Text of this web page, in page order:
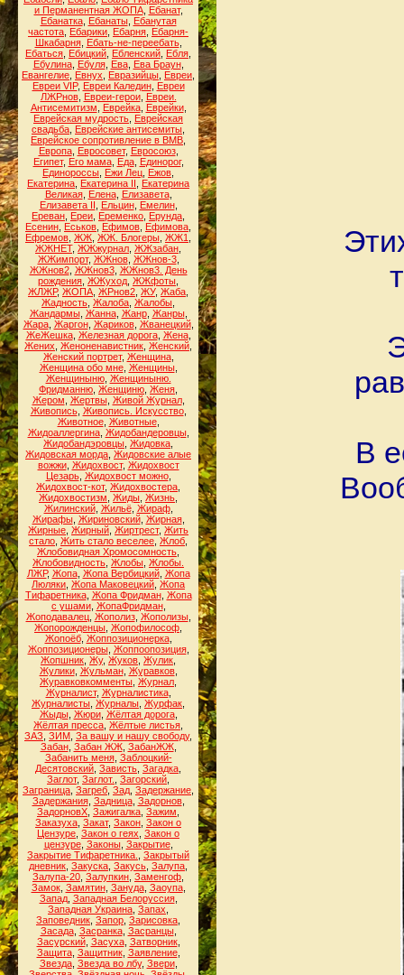
и Перманентная ЖОПА, Ебанат,
Ебанатка, Ебанаты, Ебанутая
частота Ебарики Ебарня Ебарня-
Шкабарня, Ебать-не-переебать,
Ебаться Ебицкий Ебленский Ебля
Ебулина, Ебуля, Ева, Ева Браун,
Евангелие Евнух Евразийцы Евреи
Евреи VIP, Евреи Каледин, Евреи
ЛЖРнов, Евреи-герои, Евреи.
Антисемитизм
Еврейка, Еврейки,
Еврейская мудрость Еврейская
свадьба Еврейские антисемиты
Еврейское сопротивление в ВМВ
Европа, Евросовет, Евросоюз,
Египет, Его мама, Еда, Единорог,
Единороссы Ежи Лец Ежов
Екатерина Екатерина II
Екатерина
Великая, Елена, Елизавета,
Елизавета II
Ельцин, Емелин,
Ереван Ереи Еременко Ерунда
Есенин Еськов Ефимов Ефимова
Ефремов ЖЖ ЖЖ. Блогеры ЖЖ1
ЖЖНЕТ, ЖЖжурнал ЖЖзабан
ЖЖимпорт, ЖЖнов, ЖЖнов-3,
ЖЖнов2, ЖЖнов3, ЖЖнов3. День
рождения ЖЖуход ЖЖфоты
ЖЛЖР, ЖОПА ЖРнов2 ЖУ, Жаба
Жадность Жалоба Жалобы
Жандармы, Жанна, Жанр, Жанры,
Жара, Жаргон, Жариков, Жванецкий,
ЖеЖешка, Железная дорога, Жена,
Жених Женоненавистник Женский
Женский портрет, Женщина,
Женщина обо мне, Женщины,
Женщиныню, Женщиныню.
Фридманню Женщиню Женя
Жером Жертвы, Живой Журнал,
Живопись, Живопись. Искусство,
Животное, Животные,
Жидоаллергина, Жидобандеровцы,
Жидобандэровцы Жидовка
Жидовская морда Жидовские алые
вожжи, Жидохвост, Жидохвост
Цезарь, Жидохвост можно,
Жидохвост-кот, Жидохвостера
Жидохвостизм Жиды Жизнь
Жилинский, Жильё, Жираф,
Жирафы, Жириновский, Жирная,
Жирные Жирный Жиртрест, Жить
стало Жить стало веселее Жлоб
Жлобовидная Хромосомность
Жлобовидность Жлобы Жлобы.
ЛЖР, Жопа, Жопа Вербицкий, Жопа
Люляки Жопа Маковецкий Жопа
Тифаретника, Жопа Фридман, Жопа
с ушами, ЖопаФридман,
Жоподавалец, Жополиз, Жополизы,
Жопорожденцы Жопофилософ
Жопоёб, Жоппозиционерка,
Жоппозиционеры, Жоппоопозиция,
Жопшник Жу, Жуков Жулик
Жулики, Жульман, Журавков,
Журавковкомменты Журнал
Журналист, Журналистика,
Журналисты Журналы Журфак
Жыды, Жюри, Жёлтая дорога,
Жёлтая пресса Жёлтые листья
ЗАЗ ЗИМ За вашу и нашу свободу,
Забан, Забан ЖЖ, ЗабанЖЖ,
Забанить меня, Заблоцкий-
Десятовский Зависть Загадка
Заглот, Заглот. Загорский
Заграница Загреб Зад Задержание
Задержания, Задница, Задорнов,
ЗадорновХ Зажигалка Зажим
Заказуха Закат, Закон Закон о
Цензуре Закон о геях Закон о
цензуре, Законы, Закрытие,
Закрытие Тифаретника.
Закрытый
дневник Закуска Закусь Залупа
Залупа-20 Залупкин Заменгоф
Замок, Замятин, Зануда, Заоупа,
Запад, Западная Белоруссия,
Западная Украина Запах
Заповедник Запор Зарисовка
Засада, Засранка, Засранцы,
Засурский, Засуха, Затворник,
Защита, Защитник, Заявление,
Звезда, Звезда во лбу, Звери,
В